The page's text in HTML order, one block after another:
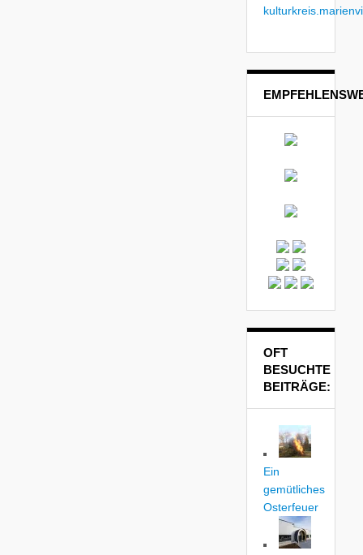
OFT
BESUCHTE
BEITRÄGE:
Ein
gemütliches
Osterfeuer